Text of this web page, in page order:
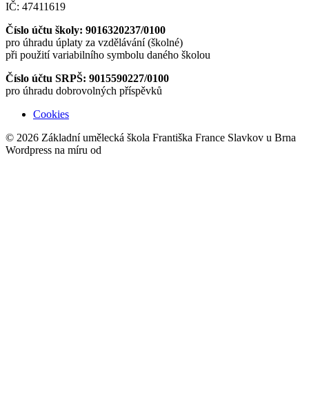
IČ: 47411619
Číslo účtu školy: 9016320237/0100
pro úhradu úplaty za vzdělávání (školné)
při použití variabilního symbolu daného školou
Číslo účtu SRPŠ: 9015590227/0100
pro úhradu dobrovolných příspěvků
Cookies
© 2026 Základní umělecká škola Františka France Slavkov u Brna
Wordpress na míru od